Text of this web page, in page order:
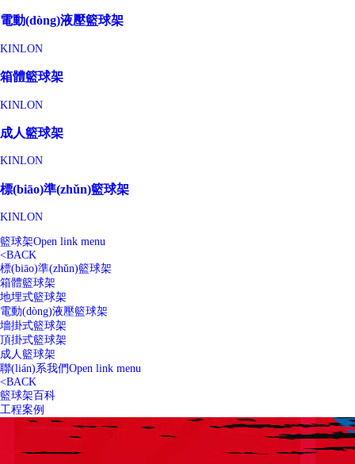
電動(dòng)液壓籃球架
KINLON
箱體籃球架
KINLON
成人籃球架
KINLON
標(biāo)準(zhǔn)籃球架
KINLON
籃球架Open link menu
<BACK
標(biāo)準(zhǔn)籃球架
箱體籃球架
地埋式籃球架
電動(dòng)液壓籃球架
墻掛式籃球架
頂掛式籃球架
成人籃球架
聯(lián)系我們Open link menu
<BACK
籃球架百科
工程案例